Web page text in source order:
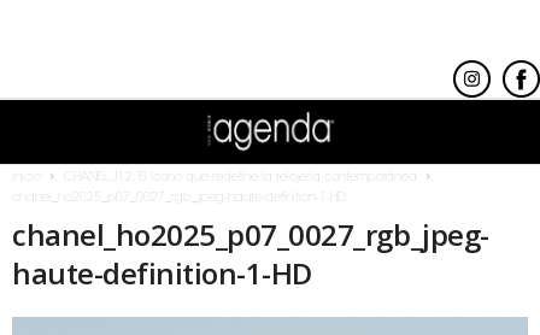
CHANEL J12: El ícono que redefine la relojería contemporánea
chanel_ho2025_p07_0027_rgb_jpeg-haute-definition-1-HD
chanel_ho2025_p07_0027_rgb_jpeg-
haute-definition-1-HD